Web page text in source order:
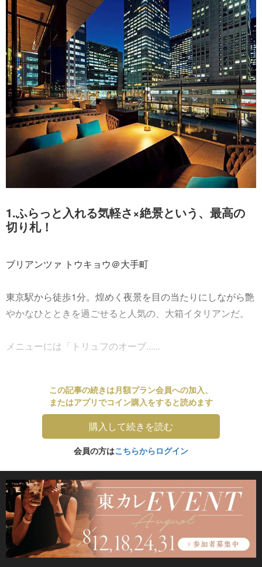
1.ふらっと入れる気軽さ×絶景という、最高の
切り札！
ブリアンツァ トウキョウ＠大手町
東京駅から徒歩1分。煌めく夜景を目の当たりにしながら艶
やかなひとときを過ごせると人気の、大箱イタリアンだ。
メニューには「トリュフのオーブ......
この記事の続きは月額プラン会員への加入、
またはアプリでコイン購入をすると読めます
購入して続きを読む
会員の方はこちらからログイン